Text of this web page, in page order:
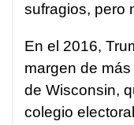
sufragios, pero
En el 2016,
margen de
de Wisconsin,
colegio